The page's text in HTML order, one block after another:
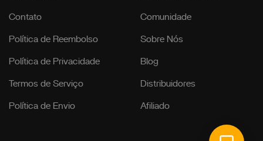
Contato
Política de Reembolso
Política de Privacidade
Termos de Serviço
Política de Envio
Comunidade
Sobre Nós
Blog
Distribuidores
Afiliado